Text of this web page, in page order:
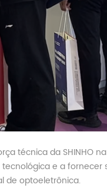
técnica da SHINHO
e a
de optoeletrônica.